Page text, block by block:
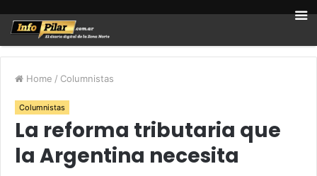
Home / Columnistas
Columnistas
La reforma tributaria que
la Argentina necesita